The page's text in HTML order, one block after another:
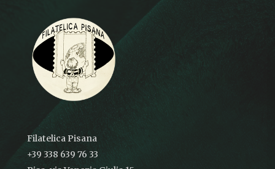
Filatelica Pisana
+39 338 639 76 33